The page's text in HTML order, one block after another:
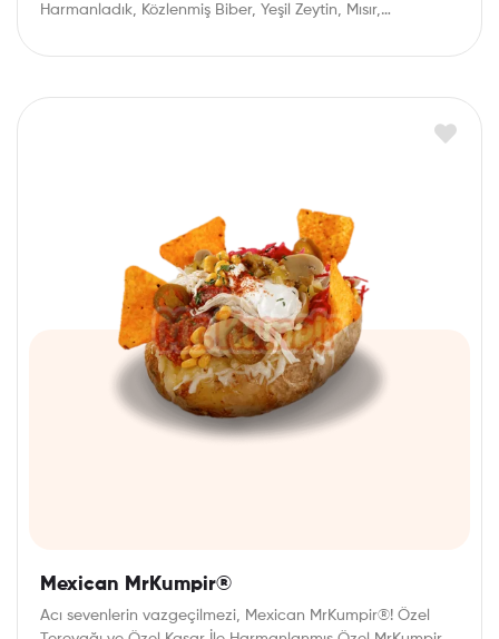
Harmanladık, Közlenmiş Biber, Yeşil Zeytin, Mısır,…
Mexican MrKumpir®
Acı sevenlerin vazgeçilmezi, Mexican MrKumpir®! Özel